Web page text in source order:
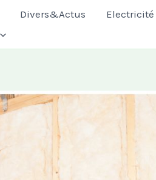
Divers&Actus Electricité